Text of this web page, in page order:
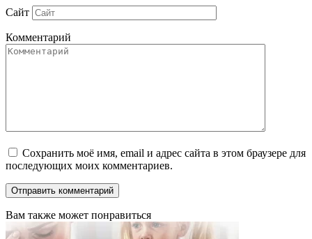
Сайт
Комментарий
Сохранить моё имя, email и адрес сайта в этом браузере для
последующих моих комментариев.
Вам также может понравиться